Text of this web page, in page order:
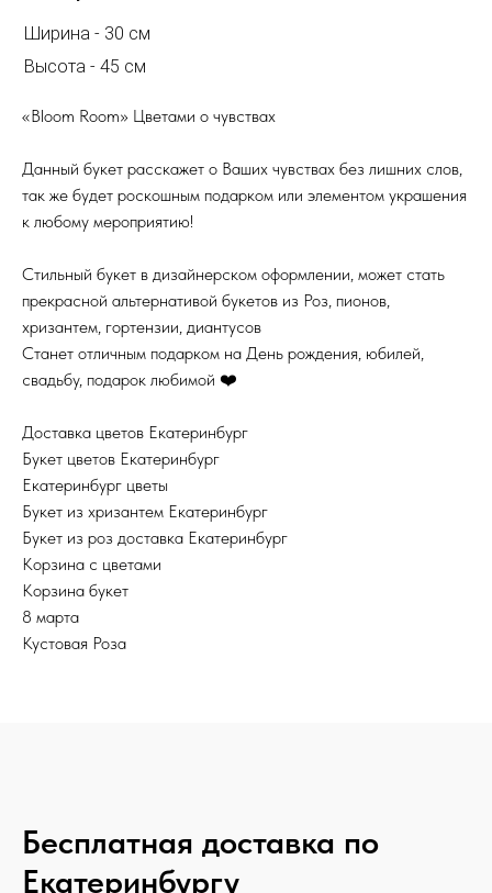
Ширина - 30 см
Высота - 45 см
«Bloom Room» Цветами о чувствах
Данный букет расскажет о Ваших чувствах без лишних слов,
так же будет роскошным подарком или элементом украшения
к любому мероприятию!
Стильный букет в дизайнерском оформлении, может стать
прекрасной альтернативой букетов из Роз, пионов,
хризантем, гортензии, диантусов
Станет отличным подарком на День рождения, юбилей,
свадьбу, подарок любимой ❤️
Доставка цветов Екатеринбург
Букет цветов Екатеринбург
Екатеринбург цветы
Букет из хризантем Екатеринбург
Букет из роз доставка Екатеринбург
Корзина с цветами
Корзина букет
8 марта
Кустовая Роза
Бесплатная доставка по
Екатеринбургу